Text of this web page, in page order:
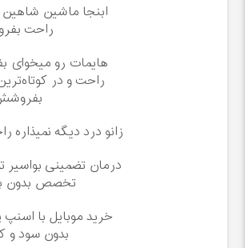
ابنجا ماشین
راحت
هایمات رو میخوای
راحت و در
زانو درد دیگه
درمان تضمینی
تخصص بدون
بدون سود و